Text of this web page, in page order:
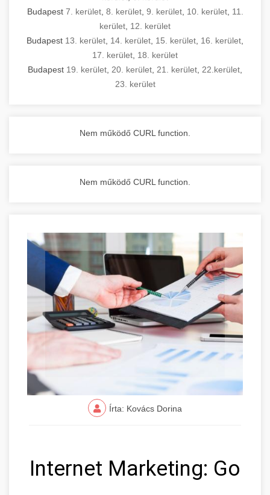
Budapest 7. kerület, 8. kerület, 9. kerület, 10. kerület, 11.
kerület 12. kerület
Budapest 13. kerület 14. kerület 15. kerület 16. kerület
17. kerület 18. kerület
Budapest 19. kerület 20. kerület 21. kerület 22.kerület
23. kerület
Nem működő CURL function.
Nem működő CURL function.
Írta: Kovács Dorina
Internet Marketing: Go